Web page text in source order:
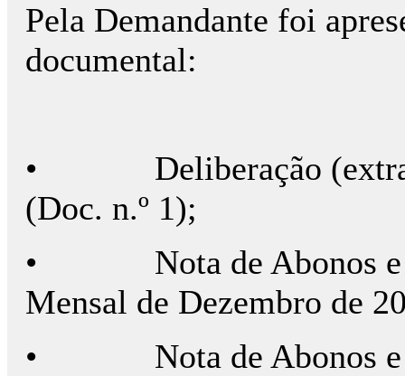
Pela Demandante foi
documental:
•
Deliberação
(Doc. n.º 1);
•
Nota de Abonos
Mensal de Dezembro de
•
Nota de Abonos